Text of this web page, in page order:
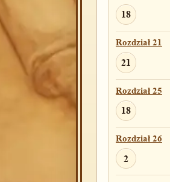
18
Rozdział 21
21
Rozdział 25
18
Rozdział 26
2